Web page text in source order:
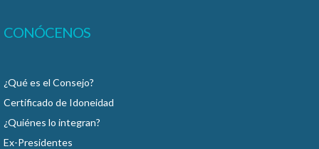
CONÓCENOS
¿Qué es el Consejo?
Certificado de Idoneidad
¿Quiénes lo integran?
Ex-Presidentes